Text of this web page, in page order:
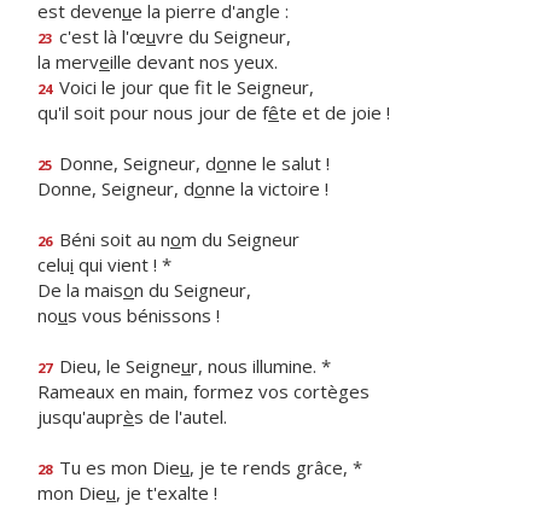
est devenue la pierre d'angle :
23 c'est là l'œuvre du Seigneur,
la merveille devant nos yeux.
24 Voici le jour que ft le Seigneur,
qu'il soit pour nous jour de fête et de joie !
25 Donne, Seigneur, donne le salut !
Donne, Seigneur, donne la victoire !
26 Béni soit au nom du Seigneur
celui qui vient ! *
De la maison du Seigneur,
nous vous bénissons !
27 Dieu, le Seigneur, nous illumine. *
Rameaux en main, formez vos cortèges
jusqu'auprès de l'autel.
28 Tu es mon Dieu, je te rends grâce, *
mon Dieu, je t'exalte !